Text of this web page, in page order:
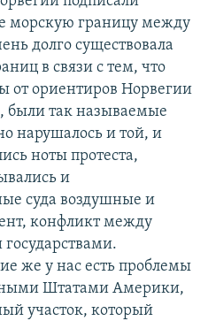
морскую границу между
долго существовала
в связи с тем, что
от ориентиров Норвегии
были так называемые
нарушалось и той, и
ноты протеста,
и
суда воздушные и
конфликт между
же у нас есть проблемы
Штатами Америки,
участок, который